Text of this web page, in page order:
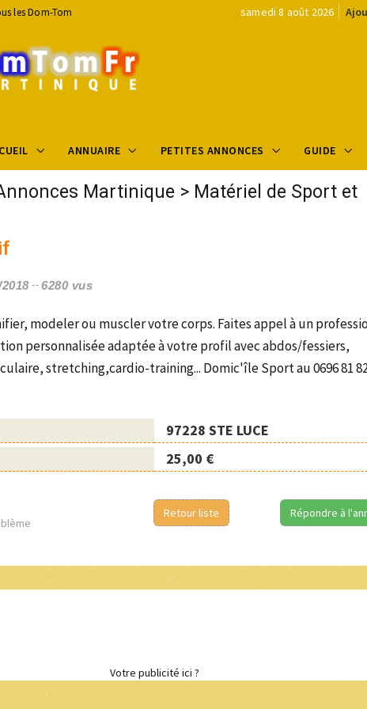
les Dom-Tom samedi 8 août 2026
ANNUAIRE PETITES ANNONCES GUIDE
Martinique > Matériel de Sport et
6280 vus
modeler ou muscler votre corps. Faites appel à un
personnalisée adaptée à votre profil avec abdos/fessiers,
stretching,cardio-training... Domic'île Sport au 0696 81
97228 STE LUCE
25,00 €
Retour liste Répondre à
Votre publicité ici ?